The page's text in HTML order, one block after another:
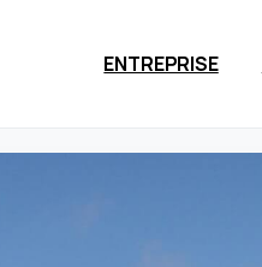
ENTREPRISE